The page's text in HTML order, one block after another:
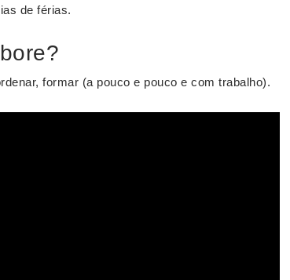
de férias.
formar (a pouco e pouco e com trabalho).